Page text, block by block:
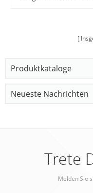
Produktkataloge
Neueste Nachrichten
Trete
Melden Sie